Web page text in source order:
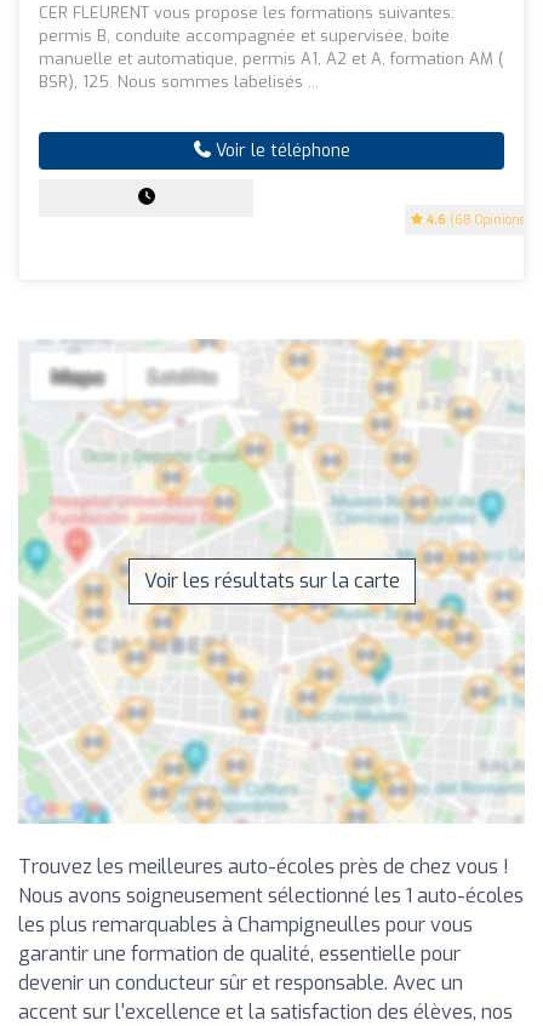
4.6 (68 Opinions)
CER FLEURENT vous propose les formations suivantes:
permis B, conduite accompagnée et supervisée, boite
manuelle et automatique, permis A1, A2 et A, formation AM (
BSR), 125. Nous sommes labelisés ...
Voir le téléphone
Voir les résultats sur la carte
Trouvez les meilleures auto-écoles près de chez vous !
Nous avons soigneusement sélectionné les 1 auto-écoles
les plus remarquables à Champigneulles pour vous
garantir une formation de qualité, essentielle pour
devenir un conducteur sûr et responsable. Avec un
accent sur l'excellence et la satisfaction des élèves, nos